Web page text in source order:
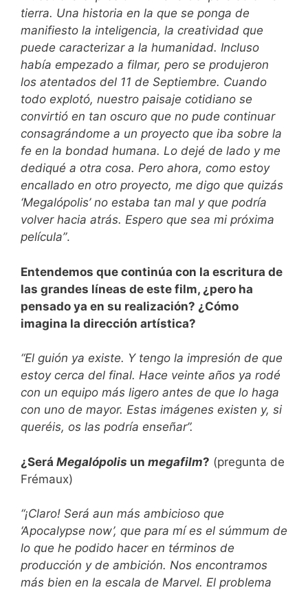
tierra. Una historia en la que se ponga de
manifiesto la inteligencia, la creatividad que
puede caracterizar a la humanidad. Incluso
había empezado a filmar, pero se produjeron
los atentados del 11 de Septiembre. Cuando
todo explotó, nuestro paisaje cotidiano se
convirtió en tan oscuro que no pude continuar
consagrándome a un proyecto que iba sobre la
fe en la bondad humana. Lo dejé de lado y me
dediqué a otra cosa. Pero ahora, como estoy
encallado en otro proyecto, me digo que quizás
‘Megalópolis’ no estaba tan mal y que podría
volver hacia atrás. Espero que sea mi próxima
película”.
Entendemos que continúa con la escritura de
las grandes líneas de este film, ¿pero ha
pensado ya en su realización? ¿Cómo
imagina la dirección artística?
“El guión ya existe. Y tengo la impresión de que
estoy cerca del final. Hace veinte años ya rodé
con un equipo más ligero antes de que lo haga
con uno de mayor. Estas imágenes existen y, si
queréis, os las podría enseñar”.
¿Será Megalópolis un megafilm? (pregunta de
Frémaux)
“¡Claro! Será aun más ambicioso que
‘Apocalypse now’, que para mí es el súmmum de
lo que he podido hacer en términos de
producción y de ambición. Nos encontramos
más bien en la escala de Marvel. El problema